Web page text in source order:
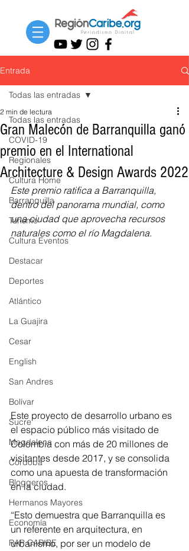
Entrada
Todas las entradas
COVID-19
Regionales
Cultura Home
Barranquilla
Turismo
Cultura Eventos
Destacar
Deportes
Atlántico
La Guajira
Cesar
English
San Andres
Bolívar
Sucre
Magdalena
Córdoba
Bloggeros
Hermanos Mayores
Economía
RAP CARIBE
Todas las entradas
Gran Malecón de Barranquilla ganó
premio en el International
Architecture & Design Awards 2022
2 min de lectura
Este premio ratifica a Barranquilla,
dentro del panorama mundial, como
una ciudad que aprovecha recursos
naturales como el río Magdalena.
Este proyecto de desarrollo urbano es
el espacio público más visitado de
Colombia con más de 20 millones de
visitantes desde 2017, y se consolida
como una apuesta de transformación
en la ciudad.
“Esto demuestra que Barranquilla es
un referente en arquitectura, en
urbanismo, por ser un modelo de